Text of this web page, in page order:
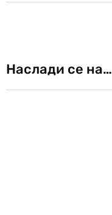
Наслади се на…